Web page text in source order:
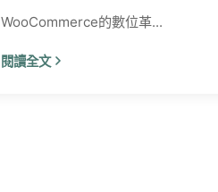
整合的技術革新
WooCommerce的數位革...
閱讀全文